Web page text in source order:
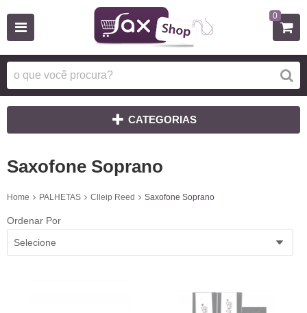
0
CATEGORIAS
Saxofone Soprano
Home PALHETAS Clleip Reed Saxofone Soprano
Ordenar Por
Selecione